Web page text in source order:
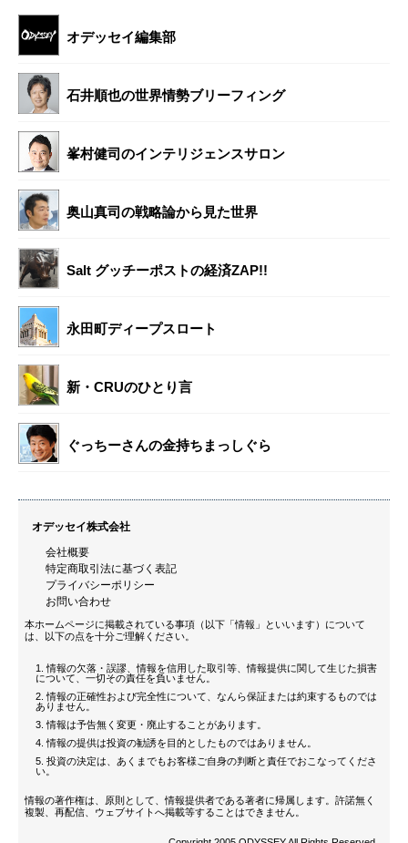
オデッセイ編集部
石井順也の世界情勢ブリーフィング
峯村健司のインテリジェンスサロン
奥山真司の戦略論から見た世界
Salt グッチーポストの経済ZAP!!
永田町ディープスロート
新・CRUのひとり言
ぐっちーさんの金持ちまっしぐら
オデッセイ株式会社
会社概要
特定商取引法に基づく表記
プライバシーポリシー
お問い合わせ
本ホームページに掲載されている事項（以下「情報」といいます）について
は、以下の点を十分ご理解ください。
情報の欠落・誤謬、情報を信用した取引等、情報提供に関して生じた損害
について、一切その責任を負いません。
情報の正確性および完全性について、なんら保証または約束するものでは
ありません。
情報は予告無く変更・廃止することがあります。
情報の提供は投資の勧誘を目的としたものではありません。
投資の決定は、あくまでもお客様ご自身の判断と責任でおこなってくださ
い。
情報の著作権は、原則として、情報提供者である著者に帰属します。許諾無く
複製、再配信、ウェブサイトへ掲載等することはできません。